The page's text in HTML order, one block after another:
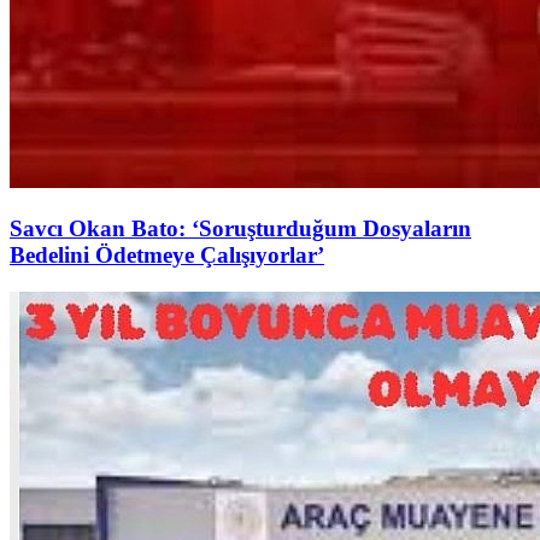
Savcı Okan Bato: ‘Soruşturduğum Dosyaların
Bedelini Ödetmeye Çalışıyorlar’